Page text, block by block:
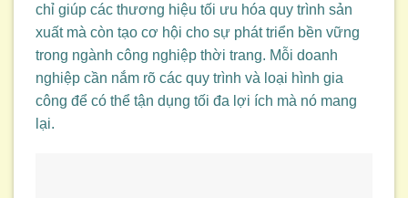
chỉ giúp các thương hiệu tối ưu hóa quy trình sản
xuất mà còn tạo cơ hội cho sự phát triển bền vững
trong ngành công nghiệp thời trang. Mỗi doanh
nghiệp cần nắm rõ các quy trình và loại hình gia
công để có thể tận dụng tối đa lợi ích mà nó mang
lại.